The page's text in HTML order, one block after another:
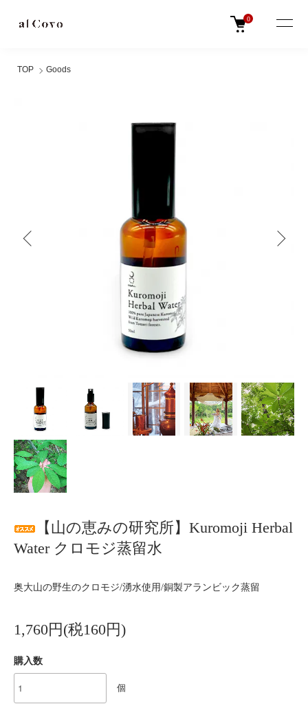
0
TOP Goods
【山の恵みの研究所】Kuromoji Herbal
Water クロモジ蒸留水
奥大山の野生のクロモジ/湧水使用/銅製アランビック蒸留
1,760円(税160円)
購入数
個